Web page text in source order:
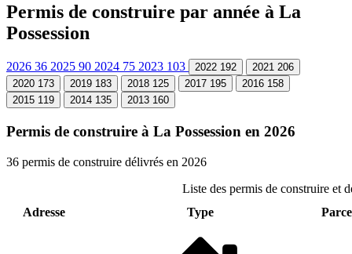
Permis de construire par année à La
Possession
2026 36 2025 90 2024 75 2023 103 2022 192 2021 206
2020 173 2019 183 2018 125 2017 195 2016 158
2015 119 2014 135 2013 160
Permis de construire à La Possession en 2026
36 permis de construire délivrés en 2026
Liste des permis de construire et
Adresse
Type